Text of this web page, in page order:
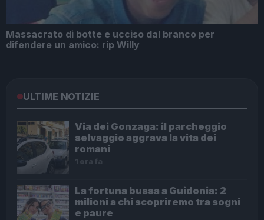
Massacrato di botte e ucciso dal branco per
difendere un amico: rip Willy
ULTIME NOTIZIE
Via dei Gonzaga: il parcheggio
selvaggio aggrava la vita dei
romani
1 ora fa
La fortuna bussa a Guidonia: 2
milioni a chi scopriremo tra sogni
e paure